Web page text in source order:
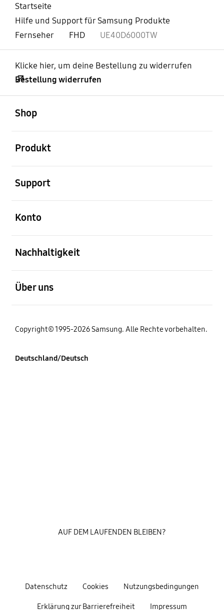
Startseite
Hilfe und Support für Samsung Produkte
Fernseher
FHD UE40D6000TW
Klicke hier, um deine Bestellung zu widerrufen
Bestellung widerrufen
Shop
Produkt
Support
Konto
Nachhaltigkeit
Über uns
Copyright© 1995-2026 Samsung. Alle Rechte vorbehalten.
Deutschland/Deutsch
Datenschutz Cookies Nutzungsbedingungen
Erklärung zur Barrierefreiheit Impressum
AUF DEM LAUFENDEN BLEIBEN?